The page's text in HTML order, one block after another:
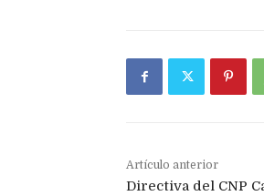
Artículo anterior
Directiva del CNP